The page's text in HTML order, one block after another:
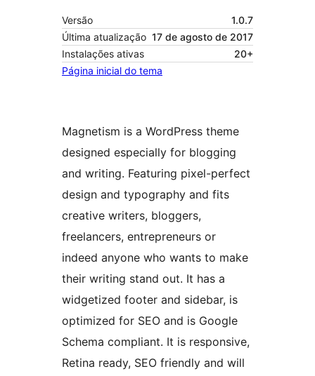
Versão
1.0.7
Última atualização 17 de agosto de 2017
Instalações ativas
20+
Página inicial do tema
Magnetism is a WordPress theme
designed especially for blogging
and writing. Featuring pixel-perfect
design and typography and fits
creative writers, bloggers,
freelancers, entrepreneurs or
indeed anyone who wants to make
their writing stand out. It has a
widgetized footer and sidebar, is
optimized for SEO and is Google
Schema compliant. It is responsive,
Retina ready, SEO friendly and will